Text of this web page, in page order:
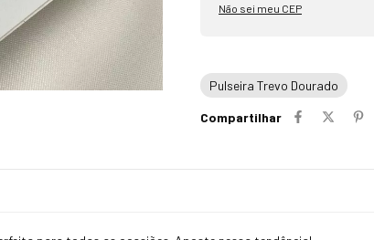
Não sei meu CEP
Pulseira Trevo Dourado
Compartilhar